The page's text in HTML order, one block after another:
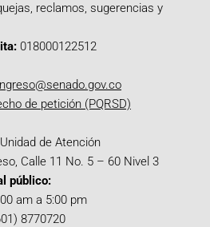
reclamos, sugerencias y
018000122512
de petición (PQRSD)
de Atención
Calle 11 No. 5 – 60 Nivel 3
público:
am a 5:00 pm
8770720